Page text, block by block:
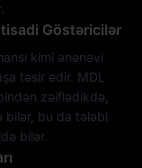
Göstəricilər
kimi ənənəvi
təsir edir. MDL
zəiflədikdə,
bilər, bu da tələbi
bilər.